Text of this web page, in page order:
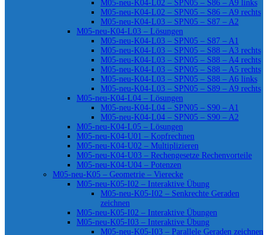
M05-neu-K04-L02 – SPN05 – S86 – A9 links
M05-neu-K04-L02 – SPN05 – S86 – A9 rechts
M05-neu-K04-L03 – SPN05 – S87 – A2
M05-neu-K04-L03 – Lösungen
M05-neu-K04-L03 – SPN05 – S87 – A1
M05-neu-K04-L03 – SPN05 – S88 – A3 rechts
M05-neu-K04-L03 – SPN05 – S88 – A4 rechts
M05-neu-K04-L03 – SPN05 – S88 – A5 rechts
M05-neu-K04-L03 – SPN05 – S88 – A6 links
M05-neu-K04-L03 – SPN05 – S89 – A9 rechts
M05-neu-K04-L04 – Lösungen
M05-neu-K04-L04 – SPN05 – S90 – A1
M05-neu-K04-L04 – SPN05 – S90 – A2
M05-neu-K04-L05 – Lösungen
M05-neu-K04-U01 – Kopfrechnen
M05-neu-K04-U02 – Multiplizieren
M05-neu-K04-U03 – Rechengesetze Rechenvorteile
M05-neu-K04-U04 – Potenzen
M05-neu-K05 – Geometrie – Vierecke
M05-neu-K05-I02 – Interaktive Übung
M05-neu-K05-I02 – Senkrechte Geraden
zeichnen
M05-neu-K05-I02 – Interaktive Übungen
M05-neu-K05-I03 – Interaktive Übung
M05-neu-K05-I03 – Parallele Geraden zeichnen